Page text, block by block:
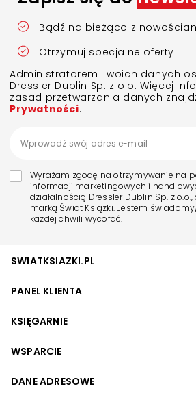
Bądź na bieżąco z
Otrzymuj specjalne oferty
Administratorem Twoich danych
Dressler Dublin Sp. z o.o. Więcej
zasad przetwarzania danych
Prywatności.
Wyrażam zgodę na otrzymywanie na
informacji marketingowych i
działalnością Dressler Dublin Sp. z
marką Świat Książki. Jestem
każdej chwili wycofać.
SWIATKSIAZKI.PL
PANEL KLIENTA
KSIĘGARNIE
WSPARCIE
DANE ADRESOWE